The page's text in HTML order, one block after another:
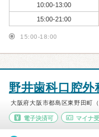
10:00-13:00
15:00-21:00
15:00-18:00
野井歯科口腔外
大阪府大阪市都島区東野田町
電子決済可 マイナ